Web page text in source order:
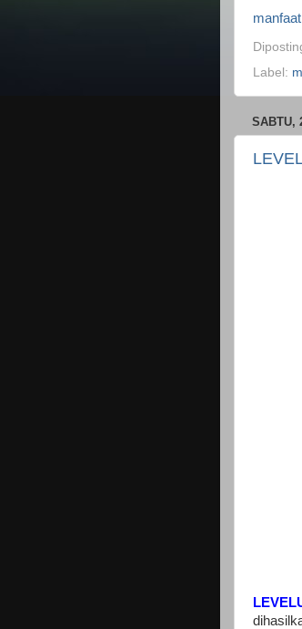
Label:
SABTU,